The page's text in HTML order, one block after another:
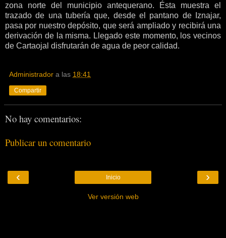
zona norte del municipio antequerano. Ésta muestra el
trazado de una tubería que, desde el pantano de Iznajar,
pasa por nuestro depósito, que será ampliado y recibirá una
derivación de la misma. Llegado este momento, los vecinos
de Cartaojal disfrutarán de agua de peor calidad.
Administrador a las 18:41
Compartir
No hay comentarios:
Publicar un comentario
‹ ›
Inicio
Ver versión web